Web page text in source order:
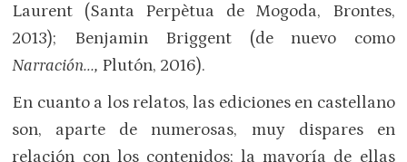
Laurent (Santa Perpètua de Mogoda, Brontes,
2013); Benjamin Briggent (de nuevo como
Narración…, Plutón, 2016).
En cuanto a los relatos, las ediciones en castellano
son, aparte de numerosas, muy dispares en
relación con los contenidos; la mayoría de ellas